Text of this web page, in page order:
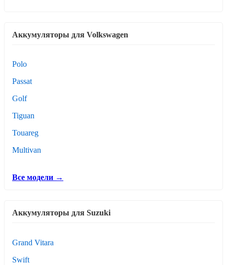
Аккумуляторы для Volkswagen
Polo
Passat
Golf
Tiguan
Touareg
Multivan
Все модели →
Аккумуляторы для Suzuki
Grand Vitara
Swift